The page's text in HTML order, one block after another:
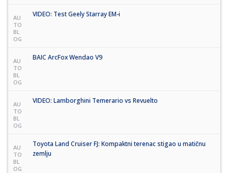
AU
TO
BL
OG
VIDEO: Test Geely Starray EM-i
AU
TO
BL
OG
BAIC ArcFox Wendao V9
AU
TO
BL
OG
VIDEO: Lamborghini Temerario vs Revuelto
AU
TO
BL
OG
Toyota Land Cruiser FJ: Kompaktni terenac stigao u matičnu
zemlju